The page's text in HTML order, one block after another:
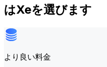
はXeを選びます
より良い料金